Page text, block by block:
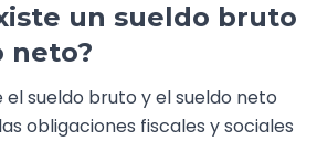
un sueldo bruto
neto?
sueldo bruto y el sueldo neto
obligaciones fiscales y sociales